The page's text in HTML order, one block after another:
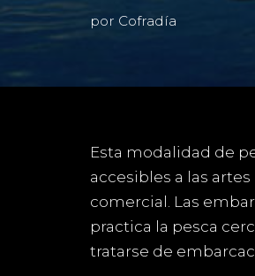
por Cofradía
Esta modalidad de
accesibles a las
comercial. Las
practica la pesca
tratarse de